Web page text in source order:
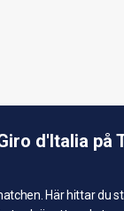
d'Italia på
Här hittar du